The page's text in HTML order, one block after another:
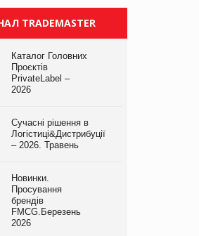
TRADEMASTER
Каталог Головних
Проєктів
PrivateLabel –
2026
Сучасні рішення в
Логістиці&Дистрибуції
– 2026. Травень
Новинки.
Просування
брендів
FMCG.Березень
2026